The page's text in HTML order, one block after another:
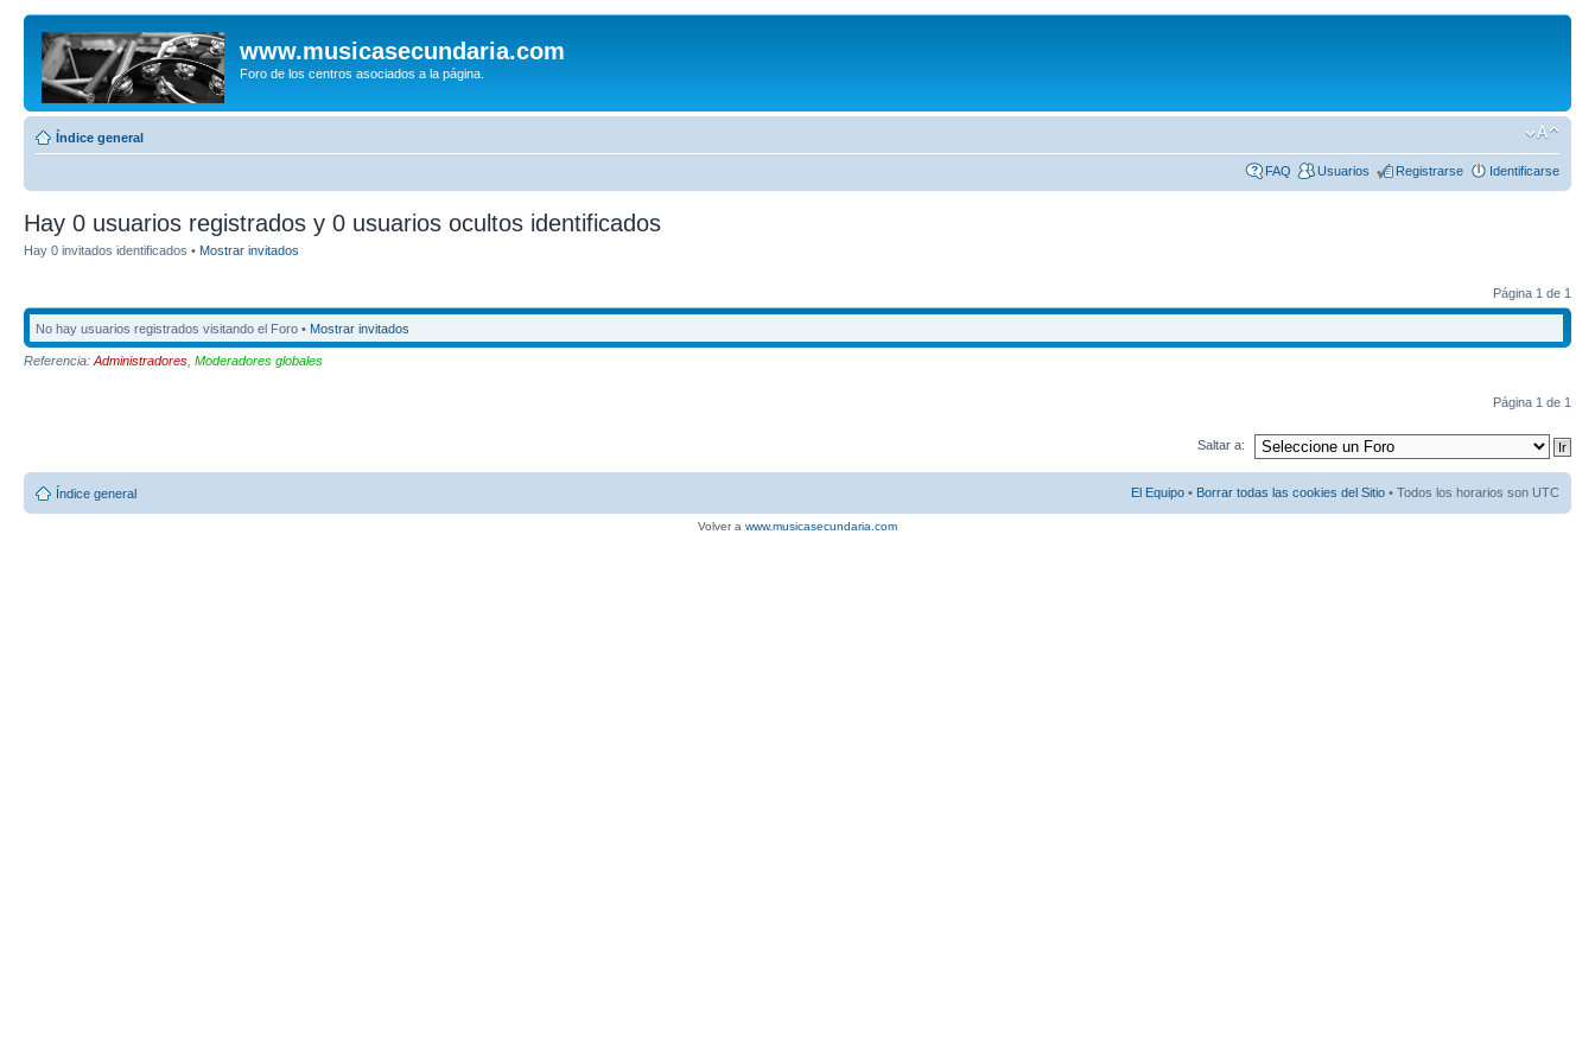
www.musicasecundaria.com
Foro de los centros asociados a la página.
Índice general
FAQ Usuarios Registrarse Identificarse
Hay 0 usuarios registrados y 0 usuarios ocultos identificados
Hay 0 invitados identificados • Mostrar invitados
Página 1 de 1
No hay usuarios registrados visitando el Foro • Mostrar invitados
Referencia: Administradores Moderadores globales
Página 1 de 1
Saltar a:
Índice general El Equipo • Borrar todas las cookies del Sitio • Todos los horarios son UTC
Volver a www.musicasecundaria.com